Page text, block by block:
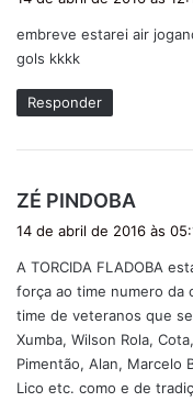
s
e
:
embreve estarei air
gols kkkk
Responder
ZÉ PINDOBA
s
e
:
14 de abril de 2016 às
A TORCIDA FLADOBA
força ao time numero da
time de veteranos que
Xumba, Wilson Rola,
Pimentão, Alan, Marcelo
Lico etc. como e de